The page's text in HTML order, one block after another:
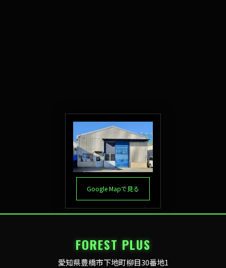
Google Mapで見る
FOREST PLUS
愛知県豊橋市下地町柳目30番地1